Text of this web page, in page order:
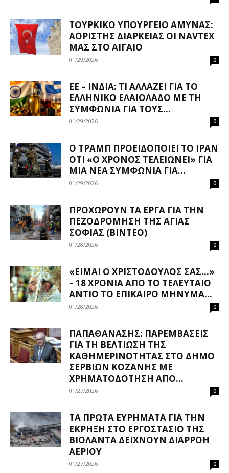
ΤΟΥΡΚΙΚΌ ΥΠΟΥΡΓΕΊΟ ΆΜΥΝΑΣ:
ΑΌΡΙΣΤΗΣ ΔΙΆΡΚΕΙΑΣ ΟΙ NAVTEX
ΜΑΣ ΣΤΟ ΑΙΓΑΊΟ
01/29/2026 0
ΕΕ – ΙΝΔΊΑ: ΤΙ ΑΛΛΆΖΕΙ ΓΙΑ ΤΟ
ΕΛΛΗΝΙΚΌ ΕΛΑΙΌΛΑΔΟ ΜΕ ΤΗ
ΣΥΜΦΩΝΊΑ ΓΙΑ ΤΟΥΣ...
01/29/2026 0
Ο ΤΡΑΜΠ ΠΡΟΕΙΔΟΠΟΙΕΊ ΤΟ ΙΡΆΝ
ΌΤΙ «Ο ΧΡΌΝΟΣ ΤΕΛΕΙΏΝΕΙ» ΓΙΑ
ΜΙΑ ΝΈΑ ΣΥΜΦΩΝΊΑ ΓΙΑ...
01/29/2026 0
ΠΡΟΧΩΡΟΎΝ ΤΑ ΈΡΓΑ ΓΙΑ ΤΗΝ
ΠΕΖΟΔΡΌΜΗΣΗ ΤΗΣ ΑΓΊΑΣ
ΣΟΦΊΑΣ (ΒΊΝΤΕΟ)
01/28/2026 0
«ΕΊΜΑΙ Ο ΧΡΙΣΤΌΔΟΥΛΌΣ ΣΑΣ…»
– 18 ΧΡΌΝΙΑ ΑΠΌ ΤΟ ΤΕΛΕΥΤΑΊΟ
ΑΝΤΊΟ ΤΟ ΕΠΊΚΑΙΡΟ ΜΉΝΥΜΆ...
01/28/2026 0
ΠΑΠΑΘΑΝΆΣΗΣ: ΠΑΡΕΜΒΆΣΕΙΣ
ΓΙΑ ΤΗ ΒΕΛΤΊΩΣΗ ΤΗΣ
ΚΑΘΗΜΕΡΙΝΌΤΗΤΑΣ ΣΤΟ ΔΉΜΟ
ΣΕΡΒΊΩΝ ΚΟΖΆΝΗΣ ΜΕ
ΧΡΗΜΑΤΟΔΌΤΗΣΗ ΑΠΌ...
01/27/2026 0
ΤΑ ΠΡΏΤΑ ΕΥΡΉΜΑΤΑ ΓΙΑ ΤΗΝ
ΈΚΡΗΞΗ ΣΤΟ ΕΡΓΟΣΤΆΣΙΟ ΤΗΣ
ΒΙΟΛΆΝΤΑ ΔΕΊΧΝΟΥΝ ΔΙΑΡΡΟΉ
ΑΕΡΊΟΥ
01/27/2026 0